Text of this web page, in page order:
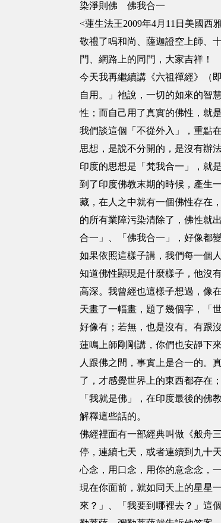
染淨則佛 佛我合一
<蓮生法王2009年4月11日美國西
敬禮了鳴和尚、薩迦證空上師、
門、網路上的同門，大家吉祥！
今天我再繼續講《六祖禪經》（
自用。」祂說，一切的如來的智
性；而自己用了真實的佛性，就
我們談這個「不從外入」，重點
思想，是說不分開的，是沒有辦
印度的思想是「梵我合一」，就
到了印度佛教末期的時候，產生
藏，在人之中就有一個佛性存在
的所有業障污染清除了，佛性就
合一」、「佛我合一」，好像都變
如果依照這樣子講，我們每一個
知道佛性顯現是什麼樣子，他沒
高深。我曾經也這樣子想過，像
天畫了一幅畫，題了幾個字，「
好像有；若無，也是沒有。有跟
蓮鳴上師剛剛講，你們也安靜下
人跟佛之間，事實上是合一的。
了，才感覺世界上的東西都存在
「我就是佛」，在印度最後的
解釋這些話的。
佛經裡面有一部經典叫做《般舟
停，連續七天，或者連續到九十
心念，用口念，用你的意念念，
現在你面前，就如同天上的星星
來？」、「我要到哪裡去？」這